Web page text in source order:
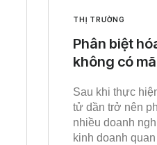
THỊ TRƯỜNG
Phân biệt
không có
Sau khi thực
tử dần trở nên
nhiều doanh
kinh doanh quan